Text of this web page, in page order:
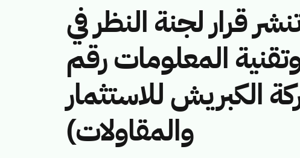
قرار لجنة النظر في
المعلومات رقم
(شركة الكبريش للاستثمار
والمقاولات)